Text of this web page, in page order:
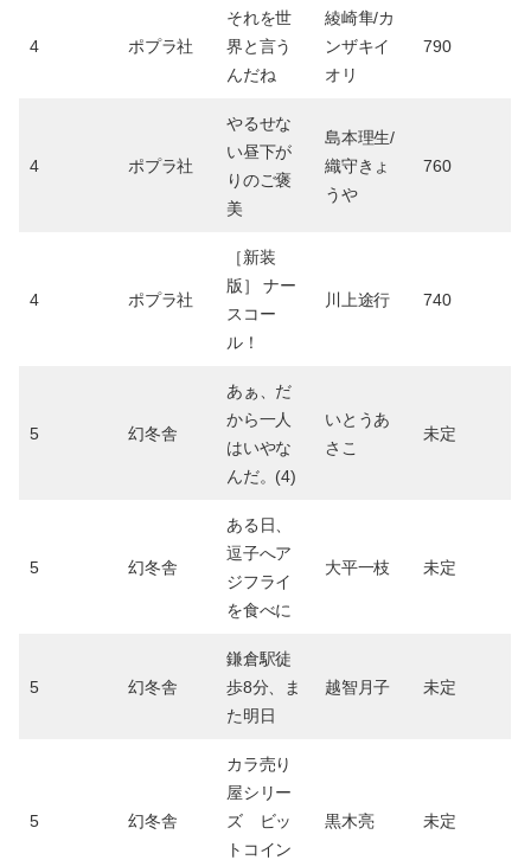
4 ポプラ社
それを世
界と言う
んだね
綾崎隼/カ
ンザキイ
オリ
790
4 ポプラ社
やるせな
い昼下が
りのご褒
美
島本理生/
織守きょ
うや
760
4 ポプラ社
［新装
版］ ナー
スコー
ル！
川上途行 740
5 幻冬舎
あぁ、だ
から一人
はいやな
んだ。(4)
いとうあ
さこ
未定
5 幻冬舎
ある日、
逗子へア
ジフライ
を食べに
大平一枝 未定
5 幻冬舎
鎌倉駅徒
歩8分、ま
た明日
越智月子 未定
5 幻冬舎
カラ売り
屋シリー
ズ ビッ
トコイン
黒木亮 未定